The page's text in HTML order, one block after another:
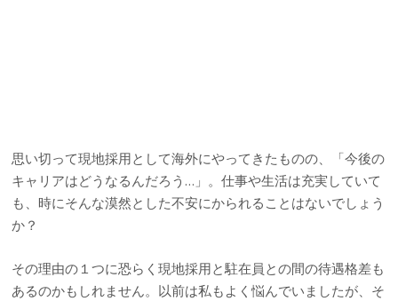
思い切って現地採用として海外にやってきたものの、「今後の
キャリアはどうなるんだろう…」。仕事や生活は充実していて
も、時にそんな漠然とした不安にかられることはないでしょう
か？
その理由の１つに恐らく現地採用と駐在員との間の待遇格差も
あるのかもしれません。以前は私もよく悩んでいましたが、そ